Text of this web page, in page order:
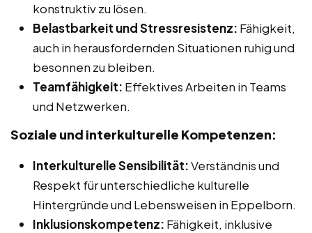
konstruktiv zu lösen.
Belastbarkeit und Stressresistenz: Fähigkeit,
auch in herausfordernden Situationen ruhig und
besonnen zu bleiben.
Teamfähigkeit: Effektives Arbeiten in Teams
und Netzwerken.
Soziale und interkulturelle Kompetenzen:
Interkulturelle Sensibilität:Verständnis und
Respekt für unterschiedliche kulturelle
Hintergründe und Lebensweisen in Eppelborn.
Inklusionskompetenz: Fähigkeit, inklusive